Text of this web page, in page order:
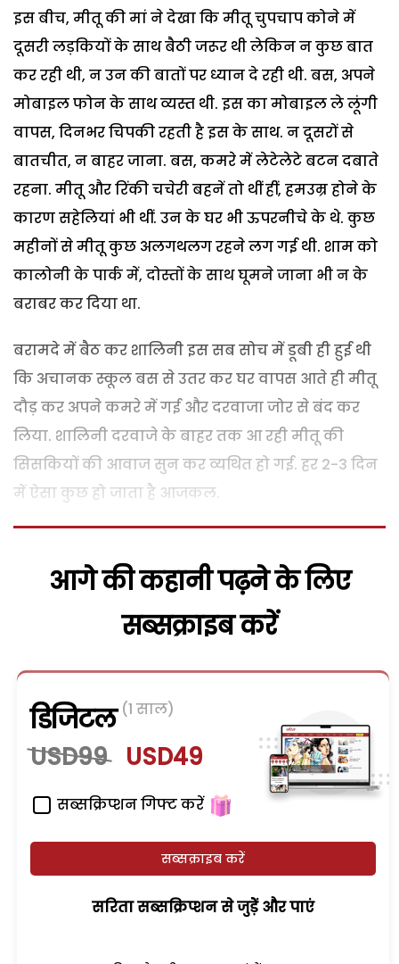
इस बीच, मीतू की मां ने देखा कि मीतू चुपचाप कोने में
दूसरी लड़कियों के साथ बैठी जरूर थी लेकिन न कुछ बात
कर रही थी, न उन की बातों पर ध्यान दे रही थी. बस, अपने
मोबाइल फोन के साथ व्यस्त थी. इस का मोबाइल ले लूंगी
वापस, दिनभर चिपकी रहती है इस के साथ. न दूसरों से
बातचीत, न बाहर जाना. बस, कमरे में लेटेलेटे बटन दबाते
रहना. मीतू और रिंकी चचेरी बहनें तो थीं हीं, हमउम्र होने के
कारण सहेलियां भी थीं. उन के घर भी ऊपरनीचे के थे. कुछ
महीनों से मीतू कुछ अलगथलग रहने लग गई थी. शाम को
कालोनी के पार्क में, दोस्तों के साथ घूमने जाना भी न के
बराबर कर दिया था.
बरामदे में बैठ कर शालिनी इस सब सोच में डूबी ही हुई थी
कि अचानक स्कूल बस से उतर कर घर वापस आते ही मीतू
दौड़ कर अपने कमरे में गई और दरवाजा जोर से बंद कर
लिया. शालिनी दरवाजे के बाहर तक आ रही मीतू की
सिसकियों की आवाज सुन कर व्यथित हो गई. हर 2-3 दिन
में ऐसा कुछ हो जाता है आजकल.
आगे की कहानी पढ़ने के लिए
सब्सक्राइब करें
डिजिटल (1 साल)
USD99 USD49
सब्सक्रिप्शन गिफ्ट करें
सब्सक्राइब करें
सरिता सब्सक्रिप्शन से जुड़ेें और पाएं